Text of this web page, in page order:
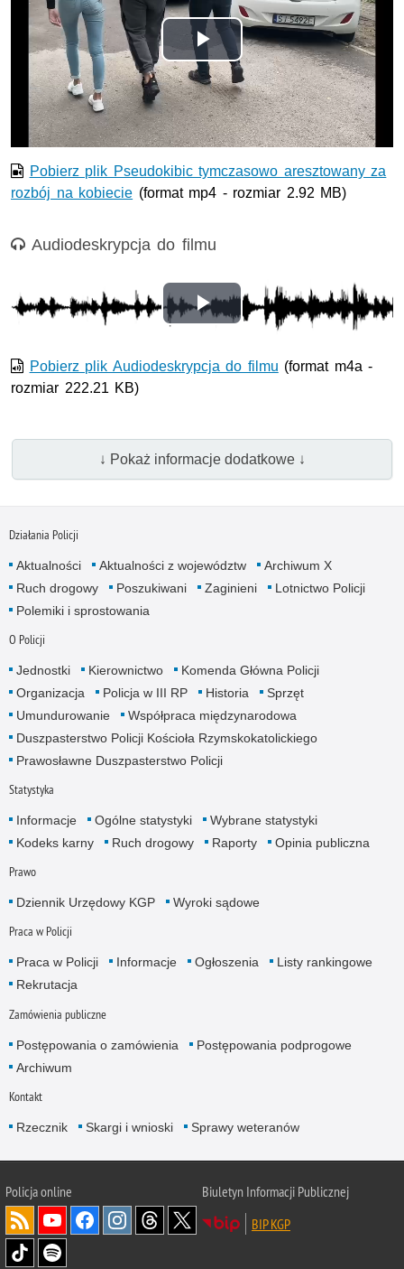
Odtwórz
wideo
Pobierz plik Pseudokibic tymczasowo aresztowany za
rozbój na kobiecie (format mp4 - rozmiar 2.92 MB)
Nagranie audio
Audiodeskrypcja do filmu
Odtwórz
wideo
Pobierz plik Audiodeskrypcja do filmu (format m4a -
rozmiar 222.21 KB)
↓ Pokaż informacje dodatkowe ↓
Działania Policji
Aktualności Aktualności z województw
Archiwum X
Ruch drogowy
Poszukiwani Zaginieni
Lotnictwo Policji
Polemiki i sprostowania
O Policji
Jednostki Kierownictwo
Komenda Główna Policji
Organizacja
Policja w III RP Historia
Sprzęt
Umundurowanie
Współpraca międzynarodowa
Duszpasterstwo Policji Kościoła Rzymskokatolickiego
Prawosławne Duszpasterstwo Policji
Statystyka
Informacje Ogólne statystyki
Wybrane statystyki
Kodeks karny
Ruch drogowy Raporty Opinia publiczna
Prawo
Dziennik Urzędowy KGP Wyroki sądowe
Praca w Policji
Praca w Policji Informacje Ogłoszenia
Listy rankingowe
Rekrutacja
Zamówienia publiczne
Postępowania o zamówienia
Postępowania podprogowe
Archiwum
Kontakt
Rzecznik Skargi i wnioski Sprawy weteranów
Policjaonline
Biuletyn Informacji Publicznej
BIP KGP